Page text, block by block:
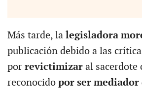
Más tarde, la legisladora
publicación debido a las
por revictimizar al sacerdote
reconocido por ser